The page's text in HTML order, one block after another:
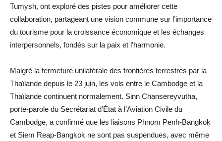
Tumysh, ont exploré des pistes pour améliorer cette
collaboration, partageant une vision commune sur l’importance
du tourisme pour la croissance économique et les échanges
interpersonnels, fondés sur la paix et l’harmonie.
Malgré la fermeture unilatérale des frontières terrestres par la
Thaïlande depuis le 23 juin, les vols entre le Cambodge et la
Thaïlande continuent normalement. Sinn Chansereyvutha,
porte-parole du Secrétariat d’État à l’Aviation Civile du
Cambodge, a confirmé que les liaisons Phnom Penh-Bangkok
et Siem Reap-Bangkok ne sont pas suspendues, avec même